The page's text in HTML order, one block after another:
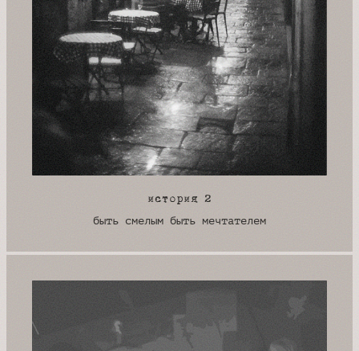
история 2
быть смелым быть мечтателем